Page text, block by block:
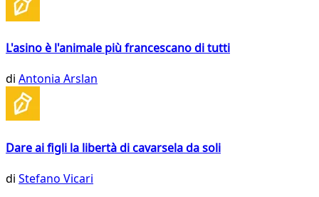
L'asino è l'animale più francescano di tutti
di Antonia Arslan
Dare ai figli la libertà di cavarsela da soli
di Stefano Vicari